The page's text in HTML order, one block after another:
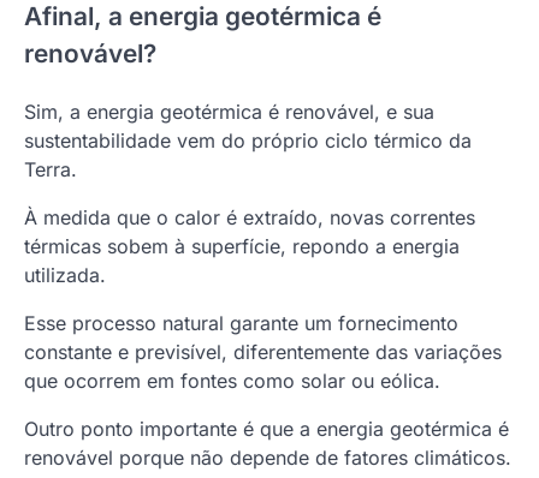
Afinal, a energia geotérmica é
renovável?
Sim, a energia geotérmica é renovável, e sua
sustentabilidade vem do próprio ciclo térmico da
Terra.
À medida que o calor é extraído, novas correntes
térmicas sobem à superfície, repondo a energia
utilizada.
Esse processo natural garante um fornecimento
constante e previsível, diferentemente das variações
que ocorrem em fontes como solar ou eólica.
Outro ponto importante é que a energia geotérmica é
renovável porque não depende de fatores climáticos.